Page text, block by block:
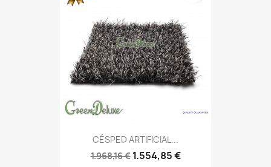
CÉSPED ARTIFICIAL...
1.968,16 € 1.554,85 €